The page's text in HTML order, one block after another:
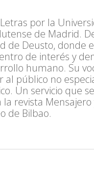
por la
de Madrid.
de Deusto, donde
de interés y
humano. Su
al público no
Un servicio que
revista Mensajero
de Bilbao.